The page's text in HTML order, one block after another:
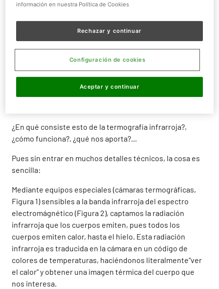
Sergio Melgosa Revillas, termógrafo profesional en
años prestando tanto su instrumental como sus
conocimientos al seguimiento y bienestar de nuestros
ejemplares.
De sus observaciones hemos extraído ya numerosas
conclusiones, y dada la belleza que tienen las imágenes
obtenidas mediante esta técnica, queríamos compartir
¿En qué consiste esto de la termografía infrarroja?,
¿cómo funciona?, ¿qué nos aporta?...
Pues sin entrar en muchos detalles técnicos, la cosa es
sencilla:
Mediante equipos especiales (cámaras termográficas,
Figura 1) sensibles a la banda infrarroja del espectro
electromágnético (Figura 2), captamos la radiación
infrarroja que los cuerpos emiten, pues todos los
cuerpos emiten calor, hasta el hielo. Esta radiación
infrarroja es traducida en la cámara en un código de
colores de temperaturas, haciéndonos literalmente“ver
el calor” y obtener una imagen térmica del cuerpo que
nos interesa.
información en nuestra Política de Cookies
Rechazar y continuar
Aceptar y continuar
Configuración de cookies